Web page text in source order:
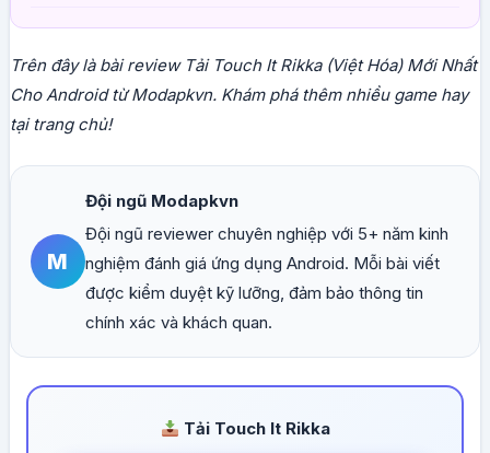
Trên đây là bài review Tải Touch It Rikka (Việt Hóa) Mới Nhất
Cho Android từ Modapkvn. Khám phá thêm nhiều game hay
tại trang chủ!
M
Đội ngũ Modapkvn
Đội ngũ reviewer chuyên nghiệp với 5+ năm kinh
nghiệm đánh giá ứng dụng Android. Mỗi bài viết
được kiểm duyệt kỹ lưỡng, đảm bảo thông tin
chính xác và khách quan.
Tải Touch It Rikka